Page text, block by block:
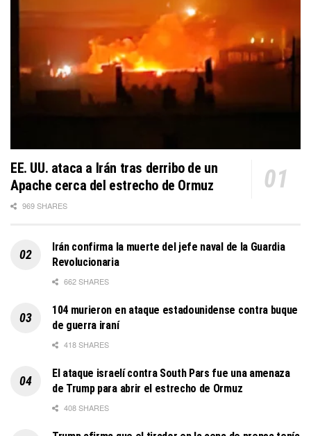
EE. UU. ataca a Irán tras derribo de un
Apache cerca del estrecho de Ormuz
969 SHARES
Irán confirma la muerte del jefe naval de la Guardia
Revolucionaria
662 SHARES
104 murieron en ataque estadounidense contra buque
de guerra iraní
418 SHARES
El ataque israelí contra South Pars fue una amenaza
de Trump para abrir el estrecho de Ormuz
408 SHARES